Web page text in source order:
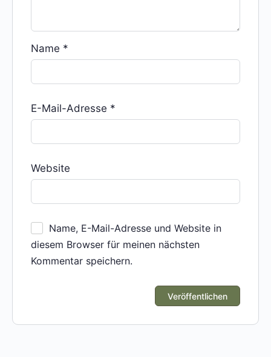
Name *
E-Mail-Adresse *
Website
Name, E-Mail-Adresse und Website in
diesem Browser für meinen nächsten
Kommentar speichern.